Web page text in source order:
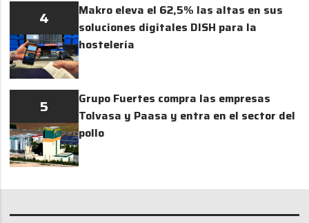
4
Makro eleva el 62,5% las altas en sus
soluciones digitales DISH para la
hostelería
5
Grupo Fuertes compra las empresas
Tolvasa y Paasa y entra en el sector del
pollo